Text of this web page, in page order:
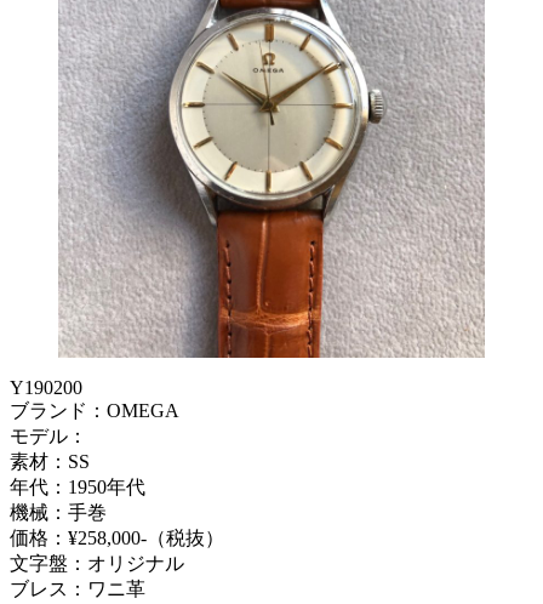
Y190200
ブランド：OMEGA
モデル：
素材：SS
年代：1950年代
機械：手巻
価格：¥258,000-（税抜）
文字盤：オリジナル
ブレス：ワニ革